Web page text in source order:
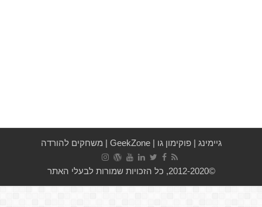
גיימינג|פוקימון גו|
GeekZone
|משחקים להורדה